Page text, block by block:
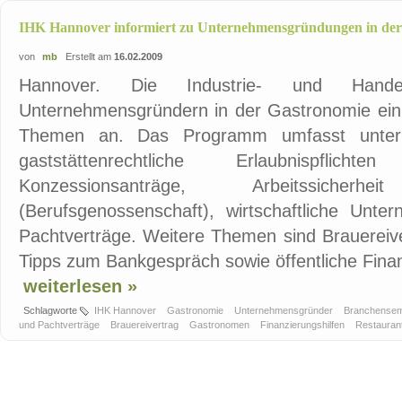
IHK Hannover informiert zu Unternehmensgründungen in
von mb Erstellt am 16.02.2009
Hannover. Die Industrie- und
Unternehmensgründern in der Gastronomie
Themen an. Das Programm umfasst unter
gaststättenrechtliche
Konzessionsanträge,
(Berufsgenossenschaft), wirtschaftliche
Pachtverträge. Weitere Themen sind
Tipps zum Bankgespräch sowie öffentliche
weiterlesen »
Schlagworte IHK Hannover Gastronomie Unternehmensgründer
und Pachtverträge
Brauereivertrag Gastronomen Finanzierungshilfen